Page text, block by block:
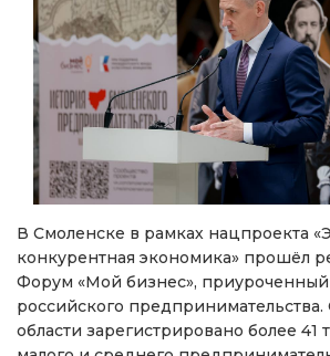
В Смоленске в рамках нацпроекта
конкурентная экономика» прошёл
Форум «Мой бизнес»,
российского
области зарегистрировано более 41